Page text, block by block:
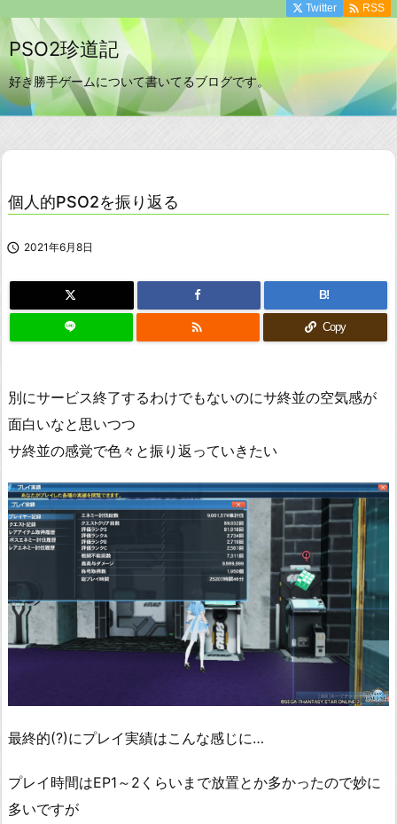
PSO2珍道記
好き勝手ゲームについて書いてるブログです。
Twitter  RSS
個人的PSO2を振り返る
 2021年6月8日
B!
 Copy
別にサービス終了するわけでもないのにサ終並の空気感が
面白いなと思いつつ
サ終並の感覚で色々と振り返っていきたい
最終的(?)にプレイ実績はこんな感じに…
プレイ時間はEP1～2くらいまで放置とか多かったので妙に
多いですが